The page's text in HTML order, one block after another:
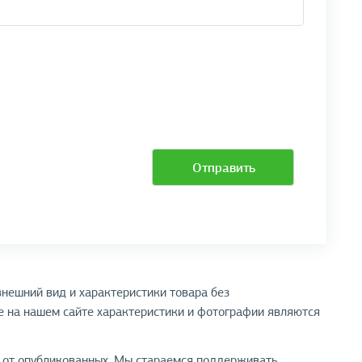
Отправить
вид и характеристики товара без
нашем сайте характеристики и фотографии являются